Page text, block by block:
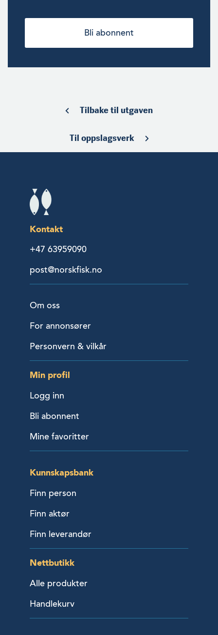
Bli abonnent
Tilbake til utgaven
Til oppslagsverk
Kontakt
+47 63959090
post@norskfisk.no
Om oss
For annonsører
Personvern & vilkår
Min profil
Logg inn
Bli abonnent
Mine favoritter
Kunnskapsbank
Finn person
Finn aktør
Finn leverandør
Nettbutikk
Alle produkter
Handlekurv